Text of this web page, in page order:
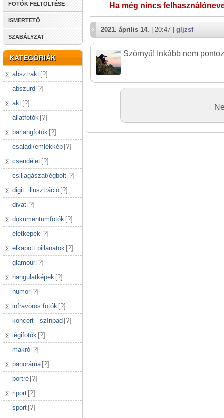
FOTÓK FELTÖLTÉSE
ISMERTETŐ
SZABÁLYZAT
KATEGÓRIÁK
absztrakt [?]
abszurd [?]
akt [?]
állatfotók [?]
barlangfotók [?]
családi/emlékkép [?]
csendélet [?]
csillagászat/égbolt [?]
digit. illusztráció [?]
divat [?]
dokumentumfotók [?]
életképek [?]
elkapott pillanatok [?]
glamour [?]
hangulatképek [?]
humor [?]
infravörös fotók [?]
koncert - színpad [?]
légifotók [?]
makró [?]
panoráma [?]
portré [?]
riport [?]
sport [?]
Ha még nincs
2021. április 14. | 20:47 | gljzsf
Szörnyű! Inkább nem